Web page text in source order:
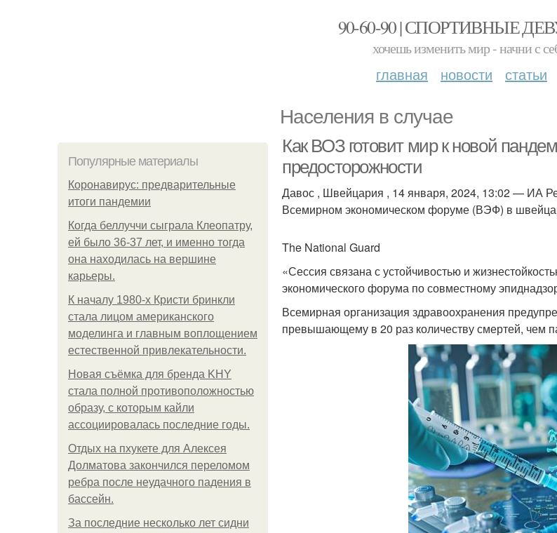
90-60-90 | СПОРТИВНЫЕ
хочешь изменить мир - начни с
главная новости статьи
Населения в случае
Популярные материалы
Коронавирус: предварительные
итоги пандемии
Когда беллуччи сыграла Клеопатру,
ей было 36-37 лет, и именно тогда
она находилась на вершине
карьеры.
К началу 1980-х Кристи бринкли
стала лицом американского
моделинга и главным воплощением
естественной привлекательности.
Новая съёмка для бренда KHY
стала полной противоположностью
образу, с которым кайли
ассоциировалась последние годы.
Отдых на пхукете для Алексея
Долматова закончился переломом
ребра после неудачного падения в
бассейн.
За последние несколько лет сидни
Как ВОЗ готовит мир к новой
предосторожности
Давос , Швейцария , 14 января, 2024, 13:02 — ИА
Всемирном экономическом форуме (ВЭФ) в
The National Guard
«Сессия связана с устойчивостью и
экономического форума по совместному
Всемирная организация здравоохранения
превышающему в 20 раз количеству смертей, чем